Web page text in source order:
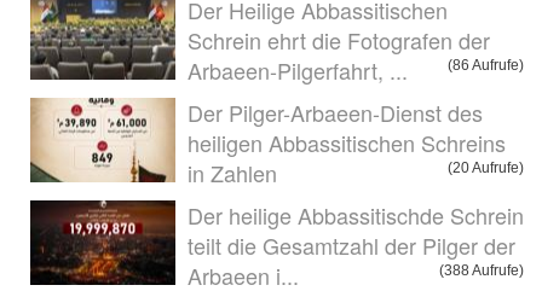
Der Heilige Abbassitischen
Schrein ehrt die Fotografen der
Arbaeen-Pilgerfahrt, ...
(86 Aufrufe)
Der Pilger-Arbaeen-Dienst des
heiligen Abbassitischen Schreins
in Zahlen
(20 Aufrufe)
Der heilige Abbassitischde Schrein
teilt die Gesamtzahl der Pilger der
Arbaeen i...
(388 Aufrufe)